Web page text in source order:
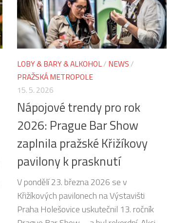
LOBY & BARY & ALKOHOL/ NEWS /
PRAŽSKÁ METROPOLE
15. 5. 2026
Nápojové trendy pro rok
2026: Prague Bar Show
zaplnila pražské Křižíkovy
pavilony k prasknutí
V pondělí 23. března 2026 se v
Křižíkových pavilonech na Výstavišti
Praha Holešovice uskutečnil 13. ročník